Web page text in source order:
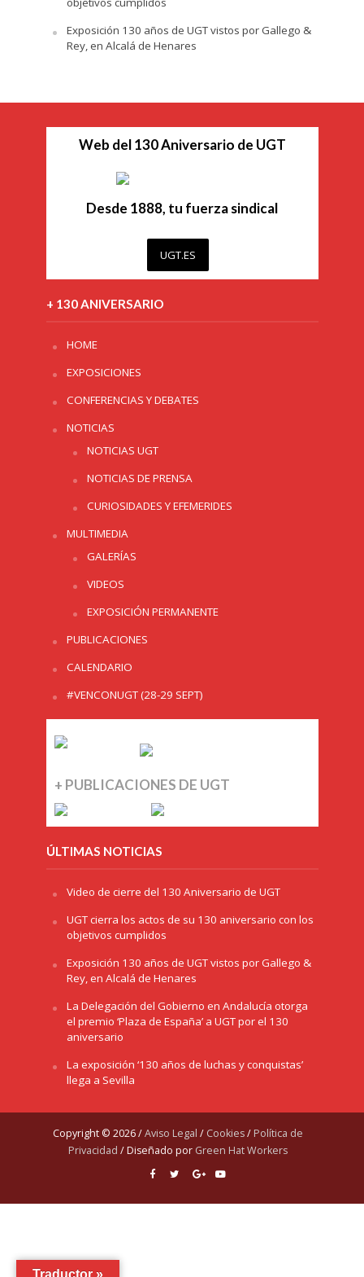
Exposición 130 años de UGT vistos por Gallego &
Rey, en Alcalá de Henares
Web del 130 Aniversario de UGT
Desde 1888, tu fuerza sindical
UGT.ES
+ 130 ANIVERSARIO
HOME
EXPOSICIONES
CONFERENCIAS Y DEBATES
NOTICIAS
NOTICIAS UGT
NOTICIAS DE PRENSA
CURIOSIDADES Y EFEMERIDES
MULTIMEDIA
GALERÍAS
VIDEOS
EXPOSICIÓN PERMANENTE
PUBLICACIONES
CALENDARIO
#VENCONUGT (28-29 SEPT)
+ PUBLICACIONES DE UGT
ÚLTIMAS NOTICIAS
Video de cierre del 130 Aniversario de UGT
UGT cierra los actos de su 130 aniversario con los
objetivos cumplidos
Exposición 130 años de UGT vistos por Gallego &
Rey, en Alcalá de Henares
La Delegación del Gobierno en Andalucía otorga
el premio ‘Plaza de España’ a UGT por el 130
aniversario
La exposición ‘130 años de luchas y conquistas’
llega a Sevilla
Copyright © 2026 /Aviso Legal / Cookies/ Política de
Privacidad / Diseñado por Green Hat Workers
Traductor »